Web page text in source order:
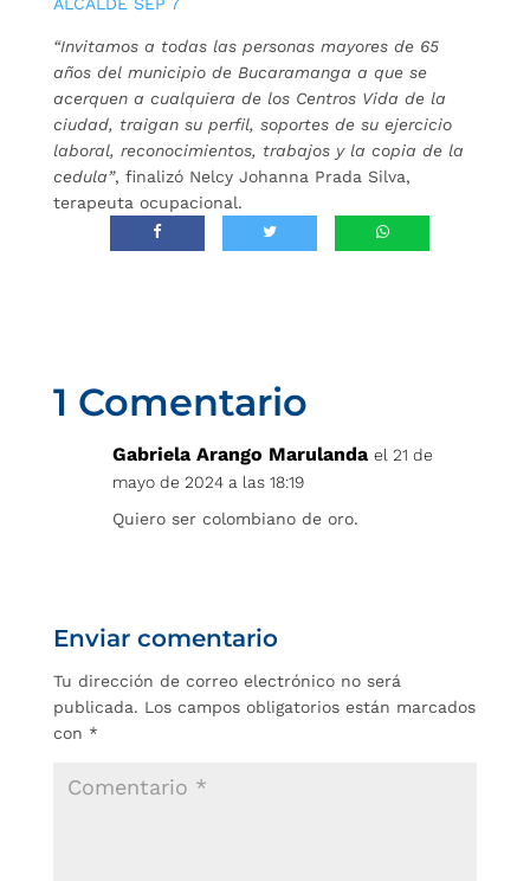
“Invitamos a todas las personas mayores de 65
años del municipio de Bucaramanga a que se
acerquen a cualquiera de los Centros Vida de la
ciudad, traigan su perfil, soportes de su ejercicio
laboral, reconocimientos, trabajos y la copia de la
cedula”, finalizó Nelcy Johanna Prada Silva,
terapeuta ocupacional.
1 Comentario
Gabriela Arango Marulanda el 21 de
mayo de 2024 a las 18:19
Quiero ser colombiano de oro.
Enviar comentario
Tu dirección de correo electrónico no será
publicada. Los campos obligatorios están marcados
con *